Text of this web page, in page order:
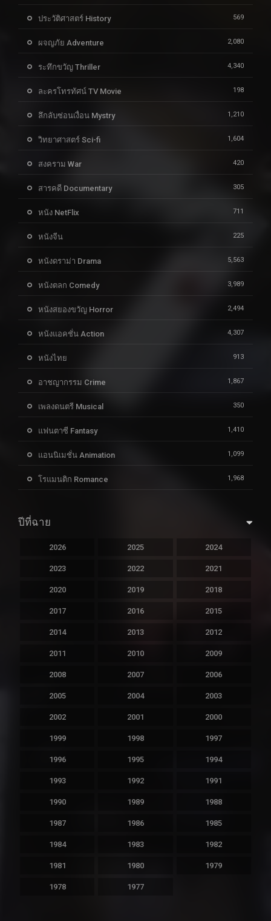
ประวัติศาสตร์ History 569
ผจญภัย Adventure 2,080
ระทึกขวัญ Thriller 4,340
ละครโทรทัศน์ TV Movie 198
ลึกลับซ่อนเงื่อน Mystry 1,210
วิทยาศาสตร์ Sci-fi 1,604
สงคราม War 420
สารคดี Documentary 305
หนัง NetFlix 711
หนังจีน 225
หนังดราม่า Drama 5,563
หนังตลก Comedy 3,989
หนังสยองขวัญ Horror 2,494
หนังแอคชั่น Action 4,307
หนังไทย 913
อาชญากรรม Crime 1,867
เพลงดนตรี Musical 350
แฟนตาซี Fantasy 1,410
แอนนิเมชั่น Animation 1,099
โรแมนติก Romance 1,968
ปีที่ฉาย
2026 2025 2024
2023 2022 2021
2020 2019 2018
2017 2016 2015
2014 2013 2012
2011 2010 2009
2008 2007 2006
2005 2004 2003
2002 2001 2000
1999 1998 1997
1996 1995 1994
1993 1992 1991
1990 1989 1988
1987 1986 1985
1984 1983 1982
1981 1980 1979
1978 1977